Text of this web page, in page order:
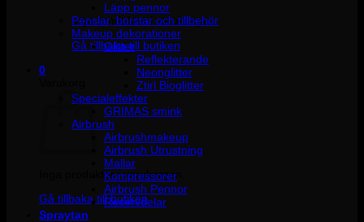
Inga produkter i varukorgen.
Gå tillbaka till butiken
0
Inga produkter i varukorgen.
Gå tillbaka till butiken
Läpp pennor
Penslar, borstar och tillbehör
Makeup dekorationer
Glitter
Reflekterande
Neonglitter
Ztirl Bioglitter
Specialeffekter
GRIMAS smink
Airbrush
Airbrushmakeup
Airbrush Utrustning
Mallar
Kompressorer
Airbrush Pennor
Reservdelar
Spraytan